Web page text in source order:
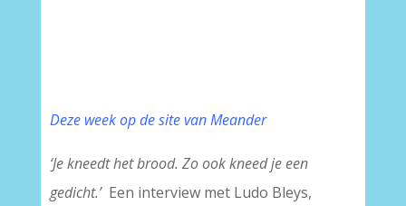
Deze week op de site van Meander
‘Je kneedt het brood. Zo ook kneed je een
gedicht.’Een interview met Ludo Bleys,